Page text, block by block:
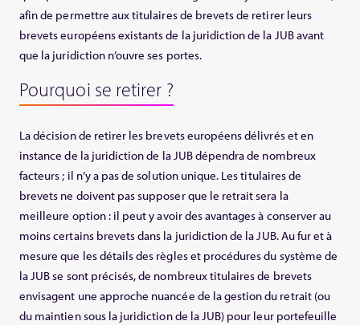
afin de permettre aux titulaires de brevets de retirer leurs
brevets européens existants de la juridiction de la JUB avant
que la juridiction n’ouvre ses portes.
Pourquoi se retirer ?
La décision de retirer les brevets européens délivrés et en
instance de la juridiction de la JUB dépendra de nombreux
facteurs ; il n’y a pas de solution unique. Les titulaires de
brevets ne doivent pas supposer que le retrait sera la
meilleure option : il peut y avoir des avantages à conserver au
moins certains brevets dans la juridiction de la JUB. Au fur et à
mesure que les détails des règles et procédures du système de
la JUB se sont précisés, de nombreux titulaires de brevets
envisagent une approche nuancée de la gestion du retrait (ou
du maintien sous la juridiction de la JUB) pour leur portefeuille